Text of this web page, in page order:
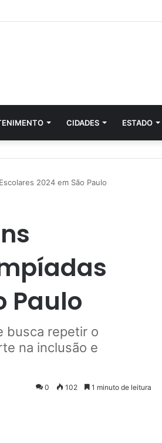
CIDADES ESTADO
2024 em São Paulo
Paulo
busca repetir o
na inclusão e
0 102 1 minuto de leitura